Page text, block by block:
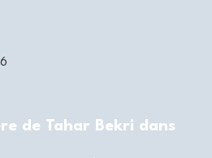
de Tahar Bekri dans